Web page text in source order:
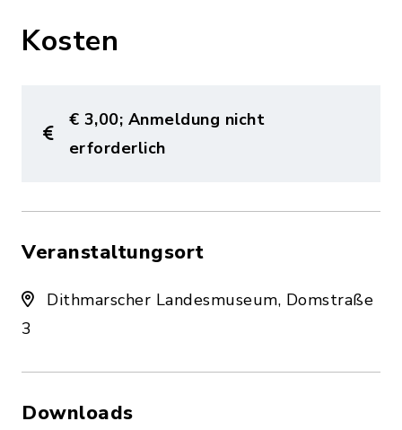
Kosten
€ 3,00; Anmeldung nicht
erforderlich
Veranstaltungsort
Dithmarscher Landesmuseum, Domstraße
3
Downloads